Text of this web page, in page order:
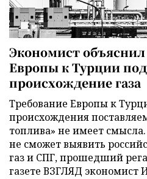
Экономист
Европы к Турции
происхождение газа
Требование Европы к
происхождения
топлива» не имеет
не сможет выявить
газ и СПГ, прошедший
газете ВЗГЛЯД экономист